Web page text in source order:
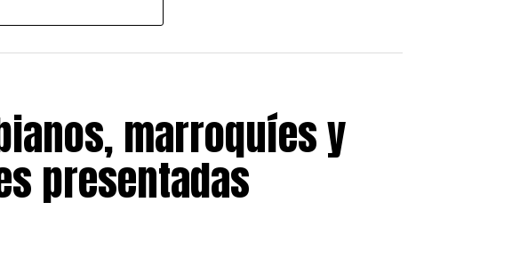
martes 7 de julio , a partir de las
marroquíes y
presentadas